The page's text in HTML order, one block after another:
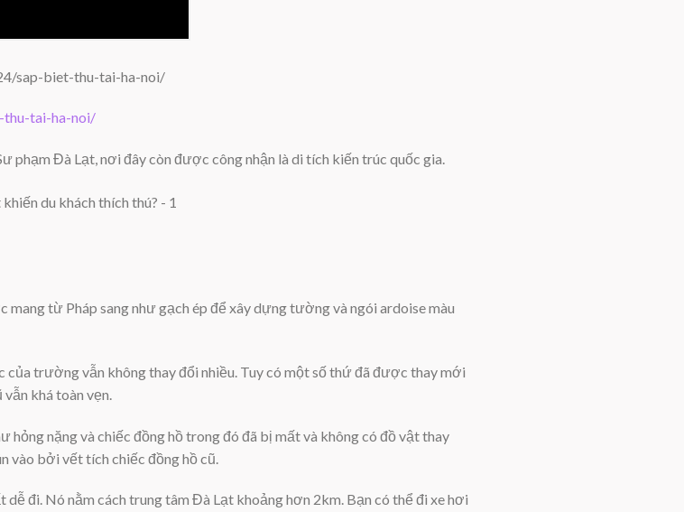
sap-biet-thu-tai-ha-noi/
thu-tai-ha-noi/
phạm Đà Lạt, nơi đây còn được công nhận là di tích kiến trúc quốc gia.
từ Pháp sang như gạch ép để xây dựng tường và ngói ardoise màu
của trường vẫn không thay đổi nhiều. Tuy có một số thứ đã được thay mới
khá toàn vẹn.
hỏng nặng và chiếc đồng hồ trong đó đã bị mất và không có đồ vật thay
vào bởi vết tích chiếc đồng hồ cũ.
đi. Nó nằm cách trung tâm Đà Lạt khoảng hơn 2km. Bạn có thể đi xe hơi